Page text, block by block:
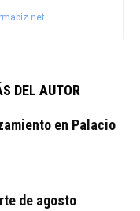
DEL AUTOR
en Palacio
de agosto